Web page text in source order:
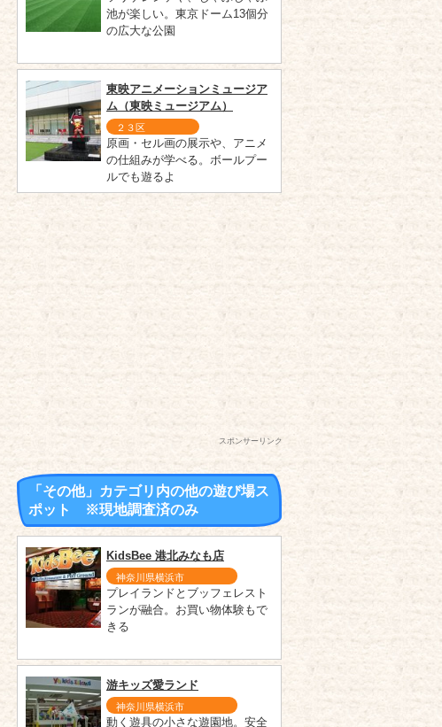
池が楽しい。東京ドーム13個分
の広大な公園
東映アニメーションミュージア
ム（東映ミュージアム）
２３区
原画・セル画の展示や、アニメ
の仕組みが学べる。ボールプー
ルでも遊るよ
スポンサーリンク
「その他」カテゴリ内の他の遊び場ス
ポット ※現地調査済のみ
KidsBee 港北みなも店
神奈川県横浜市
プレイランドとブッフェレスト
ランが融合。お買い物体験もで
きる
游キッズ愛ランド
神奈川県横浜市
動く遊具の小さな遊園地。安全